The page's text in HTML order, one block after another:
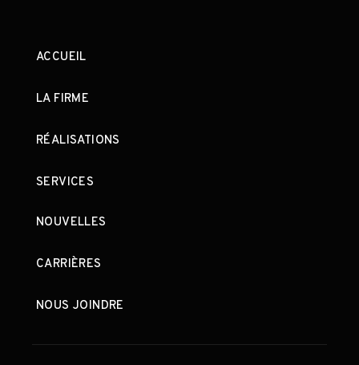
ACCUEIL
LA FIRME
RÉALISATIONS
SERVICES
NOUVELLES
CARRIÈRES
NOUS JOINDRE